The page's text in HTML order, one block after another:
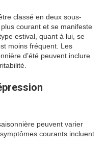
classé en deux sous-
courant et se manifeste
estival, quant à lui, se
moins fréquent. Les
d’été peuvent inclure
peuvent varier
courants incluent